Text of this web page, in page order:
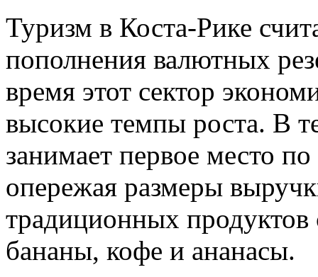
Туризм в Коста-Рике
пополнения валютных
время этот сектор
высокие темпы роста. В
занимает первое место
опережая размеры
традиционных продуктов
бананы, кофе и ананасы.